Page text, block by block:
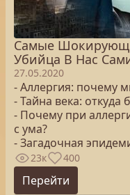
Самые
Убийца В Нас
27.05.2020
- Аллергия: почему
- Тайна века: откуда
- Почему при
с ума?
- Загадочная
23к 400
Перейти